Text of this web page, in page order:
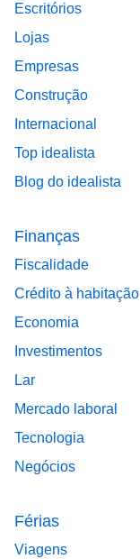
Escritórios
Lojas
Empresas
Construção
Internacional
Top idealista
Blog do idealista
Finanças
Fiscalidade
Crédito à habitação
Economia
Investimentos
Lar
Mercado laboral
Tecnologia
Negócios
Férias
Viagens